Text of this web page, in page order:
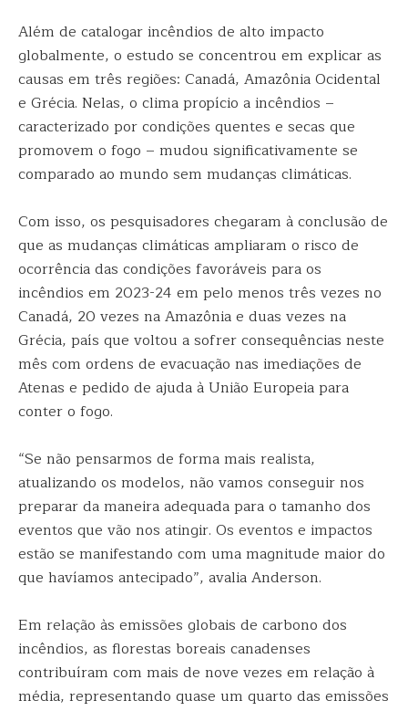
Além de catalogar incêndios de alto impacto
globalmente, o estudo se concentrou em explicar as
causas em três regiões: Canadá, Amazônia Ocidental
e Grécia. Nelas, o clima propício a incêndios –
caracterizado por condições quentes e secas que
promovem o fogo – mudou significativamente se
comparado ao mundo sem mudanças climáticas.
Com isso, os pesquisadores chegaram à conclusão de
que as mudanças climáticas ampliaram o risco de
ocorrência das condições favoráveis para os
incêndios em 2023-24 em pelo menos três vezes no
Canadá, 20 vezes na Amazônia e duas vezes na
Grécia, país que voltou a sofrer consequências neste
mês com ordens de evacuação nas imediações de
Atenas e pedido de ajuda à União Europeia para
conter o fogo.
“Se não pensarmos de forma mais realista,
atualizando os modelos, não vamos conseguir nos
preparar da maneira adequada para o tamanho dos
eventos que vão nos atingir. Os eventos e impactos
estão se manifestando com uma magnitude maior do
que havíamos antecipado”, avalia Anderson.
Em relação às emissões globais de carbono dos
incêndios, as florestas boreais canadenses
contribuíram com mais de nove vezes em relação à
média, representando quase um quarto das emissões